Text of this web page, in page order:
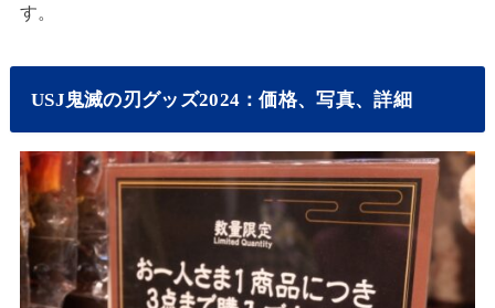
す。
USJ鬼滅の刃グッズ2024：価格、写真、詳細